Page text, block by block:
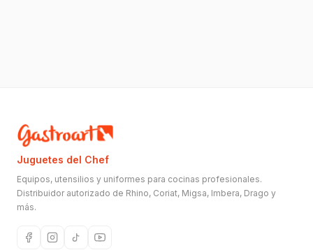
Juguetes del Chef
Equipos, utensilios y uniformes para cocinas profesionales.
Distribuidor autorizado de Rhino, Coriat, Migsa, Imbera, Drago y
más.